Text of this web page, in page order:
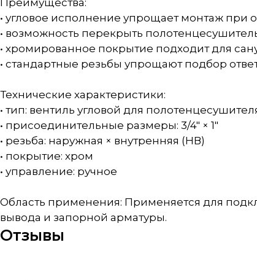
Преимущества:
• угловое исполнение упрощает монтаж при
• возможность перекрыть
• хромированное покрытие подходит для
• стандартные резьбы упрощают подбор
Технические характеристики:
• тип: вентиль угловой для
• присоединительные размеры: 3/4" × 1"
• резьба: наружная × внутренняя (НВ)
• покрытие: хром
• управление: ручное
Область применения: Применяется для
вывода и запорной арматуры.
Отзывы